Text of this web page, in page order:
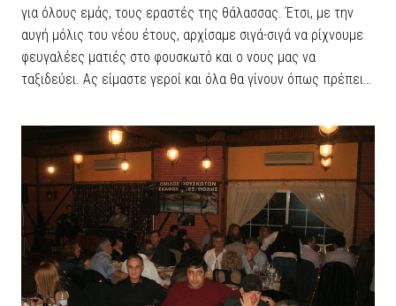
για όλους εμάς, τους εραστές της θάλασσας. Έτσι, με την
αυγή μόλις του νέου έτους, αρχίσαμε σιγά-σιγά να ρίχνουμε
φευγαλέες ματιές στο φουσκωτό και ο νους μας να
ταξιδεύει. Ας είμαστε γεροί και όλα θα γίνουν όπως πρέπει…